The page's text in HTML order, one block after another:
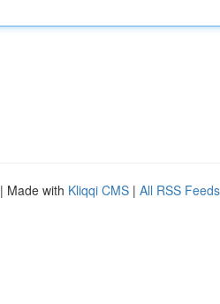
| Made with Kliqqi CMS | All RSS Feeds